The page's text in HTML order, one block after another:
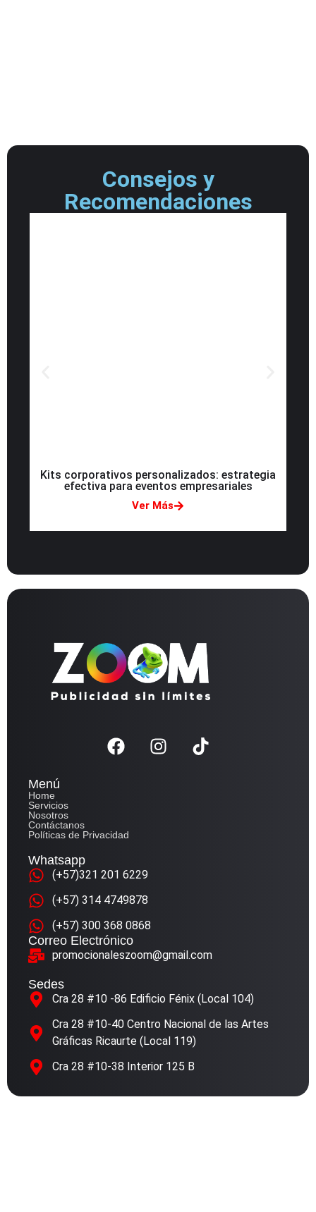
Consejos y
Recomendaciones
Kits corporativos personalizados: estrategia
efectiva para eventos empresariales
Ver Más
Menú
Home
Servicios
Nosotros
Contáctanos
Políticas de Privacidad
Whatsapp
(+57)321 201 6229
(+57) 314 4749878
(+57) 300 368 0868
Correo Electrónico
promocionaleszoom@gmail.com
Sedes
Cra 28 #10 -86 Edificio Fénix (Local 104)
Cra 28 #10-40 Centro Nacional de las Artes
Gráficas Ricaurte (Local 119)
Cra 28 #10-38 Interior 125 B